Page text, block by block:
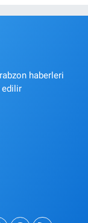
haberleri
edilir